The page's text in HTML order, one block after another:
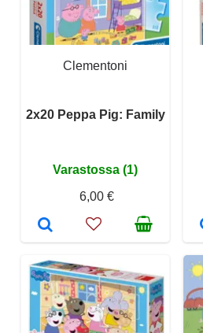
Clementoni
2x20 Peppa Pig: Family
Varastossa (1)
6,00 €